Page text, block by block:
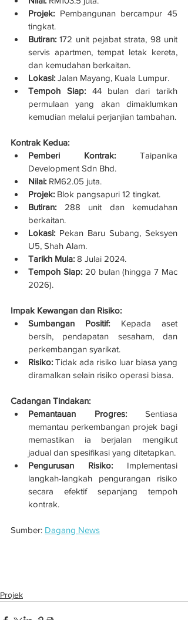
Projek: Pembangunan bercampur 45
tingkat.
Butiran: 172 unit pejabat strata, 98 unit
servis apartmen, tempat letak kereta,
dan kemudahan berkaitan.
Lokasi: Jalan Mayang, Kuala Lumpur.
Tempoh Siap: 44 bulan dari tarikh
permulaan yang akan dimaklumkan
kemudian melalui perjanjian tambahan.
Kontrak Kedua:
Pemberi Kontrak: Taipanika
Development Sdn Bhd.
Nilai: RM62.05 juta.
Projek: Blok pangsapuri 12 tingkat.
Butiran: 288 unit dan kemudahan
berkaitan.
Lokasi: Pekan Baru Subang, Seksyen
U5, Shah Alam.
Tarikh Mula: 8 Julai 2024.
Tempoh Siap: 20 bulan (hingga 7 Mac
2026).
Impak Kewangan dan Risiko:
Sumbangan Positif: Kepada aset
bersih, pendapatan sesaham, dan
perkembangan syarikat.
Risiko: Tidak ada risiko luar biasa yang
diramalkan selain risiko operasi biasa.
Cadangan Tindakan:
Pemantauan Progres: Sentiasa
memantau perkembangan projek bagi
memastikan ia berjalan mengikut
jadual dan spesifikasi yang ditetapkan.
Pengurusan Risiko: Implementasi
langkah-langkah pengurangan risiko
secara efektif sepanjang tempoh
kontrak.
Sumber: Dagang News
Projek